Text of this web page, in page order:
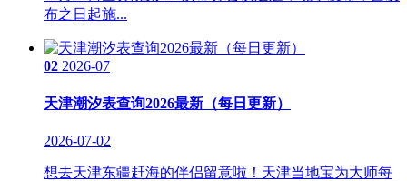
布之日起施...
02 2026-07
天津潮汐表查询2026最新（每日更新）
2026-07-02
想去天津东疆赶海的伴侣留意啦！天津当地宝为大师每